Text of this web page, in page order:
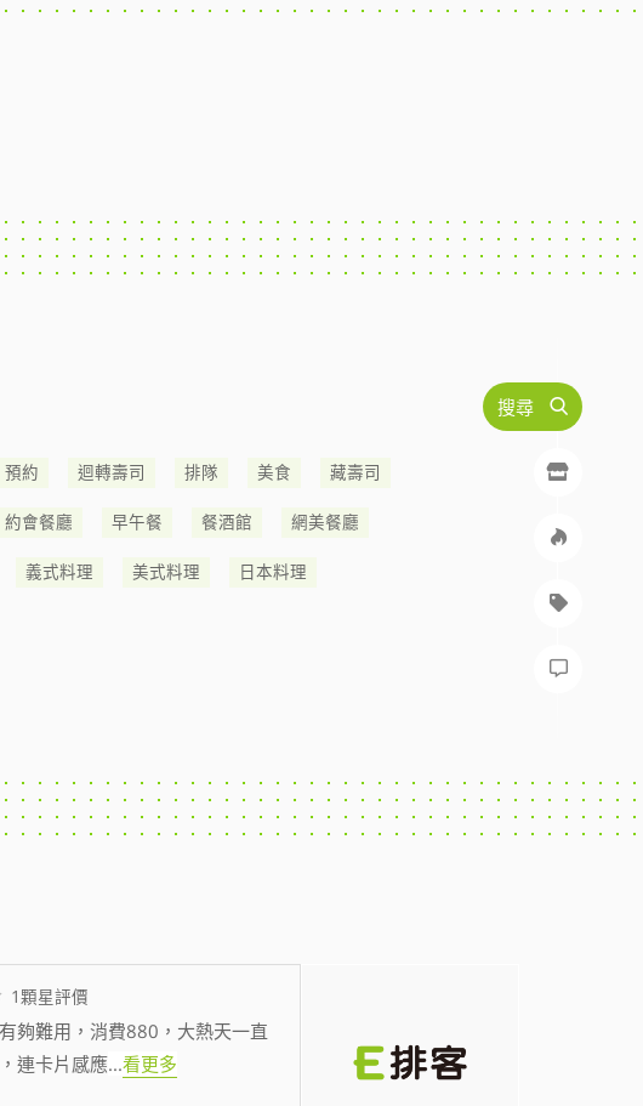
搜尋
預約 迴轉壽司 排隊 美食 藏壽司
約會餐廳 早午餐 餐酒館 網美餐廳
義式料理 美式料理 日本料理
1顆星評價
夠難用，消費880，大熱天一直
連卡片感應...看更多